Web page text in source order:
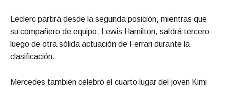
Leclerc partirá desde la segunda posición, mientras que
su compañero de equipo, Lewis Hamilton, saldrá tercero
luego de otra sólida actuación de Ferrari durante la
clasificación.
Mercedes también celebró el cuarto lugar del joven Kimi